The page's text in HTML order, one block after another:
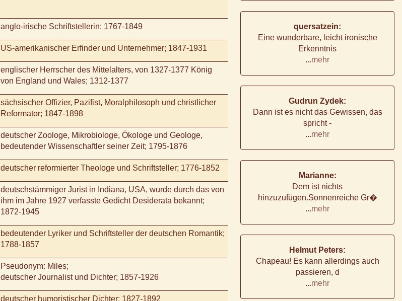
anglo-irische Schriftstellerin; 1767-1849
US-amerikanischer Erfinder und Unternehmer; 1847-1931
englischer Herrscher des Mittelalters, von 1327-1377 König
von England und Wales; 1312-1377
sächsischer Offizier, Pazifist, Moralphilosoph und christlicher
Reformator; 1847-1898
deutscher Zoologe, Mikrobiologe, Ökologe und Geologe,
bedeutender Wissenschaftler seiner Zeit; 1795-1876
deutscher reformierter Theologe und Schriftsteller; 1776-1852
deutschstämmiger Jurist in Indiana, USA, wurde durch das von
ihm im Jahre 1927 verfasste Gedicht Desiderata bekannt;
1872-1945
bedeutender Lyriker und Schriftsteller der deutschen Romantik;
1788-1857
Pseudonym: Miles;
deutscher Journalist und Dichter; 1857-1926
deutscher humoristischer Dichter; 1827-1892
quersatzein:
Eine wunderbare, leicht ironische
Erkenntnis
...mehr
Gudrun Zydek:
Dann ist es nicht das Gewissen, das
spricht -
...mehr
Marianne:
Dem ist nichts
hinzuzufügen.Sonnenreiche Gr�
...mehr
Helmut Peters:
Chapeau! Es kann allerdings auch
passieren, d
...mehr